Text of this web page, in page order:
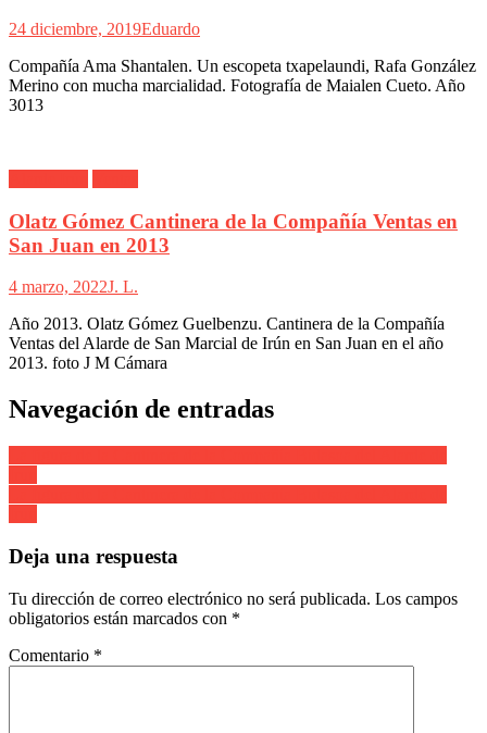
24 diciembre, 2019Eduardo
Compañía Ama Shantalen. Un escopeta txapelaundi, Rafa González
Merino con mucha marcialidad. Fotografía de Maialen Cueto. Año
3013
Olatz Gómez Cantinera de la Compañía Ventas en
San Juan en 2013
4 marzo, 2022J. L.
Año 2013. Olatz Gómez Guelbenzu. Cantinera de la Compañía
Ventas del Alarde de San Marcial de Irún en San Juan en el año
2013. foto J M Cámara
Navegación de entradas
Deja una respuesta
Tu dirección de correo electrónico no será publicada. Los campos
obligatorios están marcados con *
Comentario *